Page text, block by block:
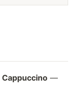
Cappuccino —